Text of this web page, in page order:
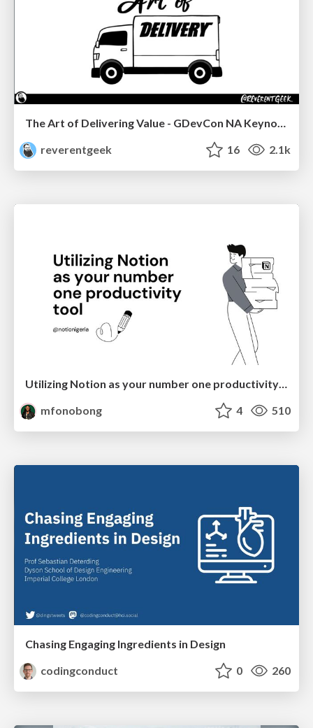
The Art of Delivering Value - GDevCon NA Keynote
reverentgeek
16 2.1k
mfonobong
4 510
Chasing Engaging Ingredients in Design
codingconduct
0 260